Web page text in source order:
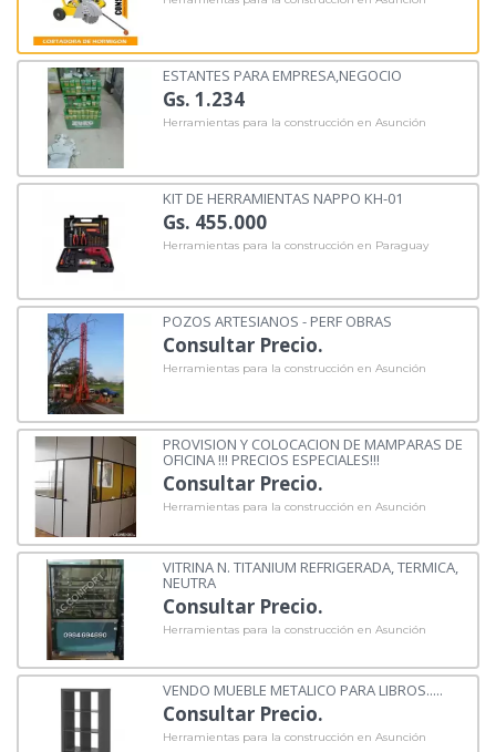
ESTANTES PARA EMPRESA,NEGOCIO
Gs. 1.234
Herramientas para la construcción en Asunción
KIT DE HERRAMIENTAS NAPPO KH-01
Gs. 455.000
Herramientas para la construcción en Paraguay
POZOS ARTESIANOS - PERF OBRAS
Consultar Precio.
Herramientas para la construcción en Asunción
PROVISION Y COLOCACION DE MAMPARAS DE
OFICINA !!! PRECIOS ESPECIALES!!!
Consultar Precio.
Herramientas para la construcción en Asunción
VITRINA N. TITANIUM REFRIGERADA, TERMICA,
NEUTRA
Consultar Precio.
Herramientas para la construcción en Asunción
VENDO MUEBLE METALICO PARA LIBROS.....
Consultar Precio.
Herramientas para la construcción en Asunción